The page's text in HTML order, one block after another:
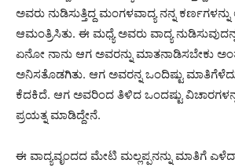
ಅವರು ನುಡಿಸುತ್ತಿದ್ದ ಮಂಗಳವಾದ್ಯ ನನ್ನ
ಆಮಂತ್ರಿಸಿತು. ಈ ಮಧ್ಯೆ ಅವರು ವಾದ್ಯ
ಏನೋ ನಾನು ಆಗ ಅವರನ್ನು ಮಾತನಾಡಿಸಬೇಕು
ಅನಿಸತೊಡಗಿತು. ಆಗ ಅವರನ್ನ ಒಂದಿಷ್ಟು
ಕೆದಕಿದೆ. ಆಗ ಅವರಿಂದ ತಿಳಿದ ಒಂದಷ್ಟು
ಪ್ರಯತ್ನ ಮಾಡಿದ್ದೇನೆ.
ಈ ವಾದ್ಯವೃಂದದ ಮೇಟಿ ಮಲ್ಲಪ್ಪನನ್ನು ಮಾತಿಗೆ